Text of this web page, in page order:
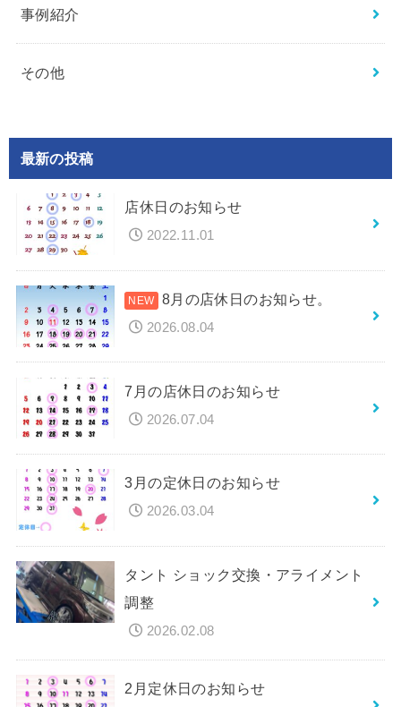
事例紹介
その他
最新の投稿
店休日のお知らせ
2022.11.01
8月の店休日のお知らせ。
2026.08.04
7月の店休日のお知らせ
2026.07.04
3月の定休日のお知らせ
2026.03.04
タント ショック交換・アライメント
調整
2026.02.08
2月定休日のお知らせ